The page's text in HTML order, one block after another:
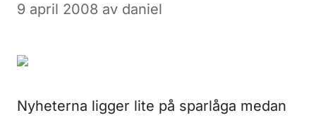
9 april 2008 av daniel
Nyheterna ligger lite på sparlåga medan